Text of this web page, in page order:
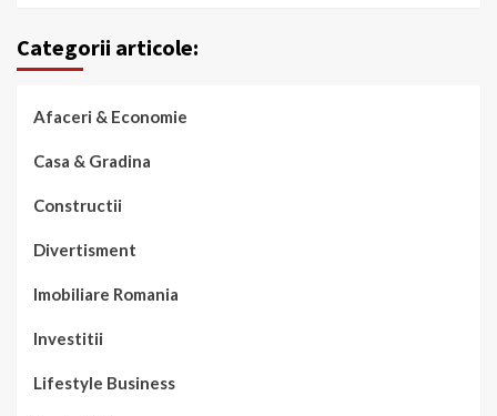
Categorii articole:
Afaceri & Economie
Casa & Gradina
Constructii
Divertisment
Imobiliare Romania
Investitii
Lifestyle Business